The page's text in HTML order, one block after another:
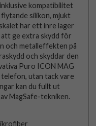
kompatibilitet
silikon, mjukt
har ett inre lager
ge extra skydd för
och metalleffekten på
och skyddar den
Puro ICON MAG
utan tack vare
kan du fullt ut
MagSafe-tekniken.